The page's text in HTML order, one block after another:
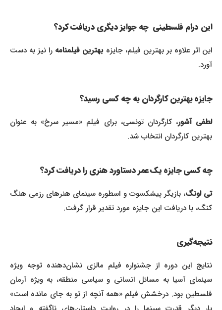
این درام فلسطینی چه جوایز دیگری دریافت کرد؟
این اثر علاوه بر بهترین فیلم، جایزهبهترین فیلمنامهرا نیز به دست
آورد.
جایزه بهترین کارگردان به چه کسی رسید؟
لطفی آشور، کارگردان تونسی، برای فیلم «مسیر سرخ» به عنوان
بهترین کارگردان انتخاب شد.
چه کسی جایزه یک عمر دستاورد هنری را دریافت کرد؟
تی لونگ، بازیگر پیشکسوت و اسطوره سینمای هنرهای رزمی هنگ
کنگ، با دریافت این جایزه مورد تقدیر قرار گرفت.
نتیجه‌گیری
نتایج این دوره از جشنواره فیلم مالزی نشان‌دهنده توجه ویژه
سینمای آسیا به مسائل انسانی و سیاسی منطقه، به ویژه آرمان
فلسطین بود. درخشش فیلم «همه آنچه از تو به جای مانده است»